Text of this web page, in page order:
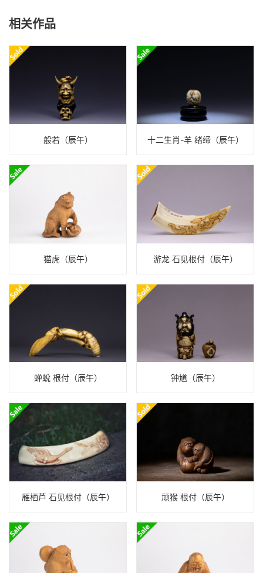
相关作品
般若（辰午） 十二生肖-羊 绪缔（辰午）
猫虎（辰午） 游龙 石见根付（辰午）
蝉蛻 根付（辰午） 钟馗（辰午）
雁栖芦 石见根付（辰午） 顽猴 根付（辰午）